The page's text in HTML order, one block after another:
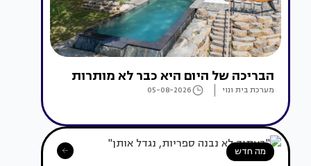
הבריכה של היום היא כבר לא מותרות
מערכת בית ונוי 05-08-2026
מה חדש